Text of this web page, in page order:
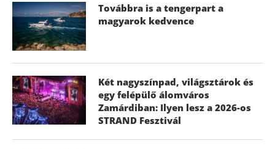
Továbbra is a tengerpart a
magyarok kedvence
Két nagyszínpad, világsztárok és
egy felépülő álomváros
Zamárdiban: Ilyen lesz a 2026-os
STRAND Fesztivál